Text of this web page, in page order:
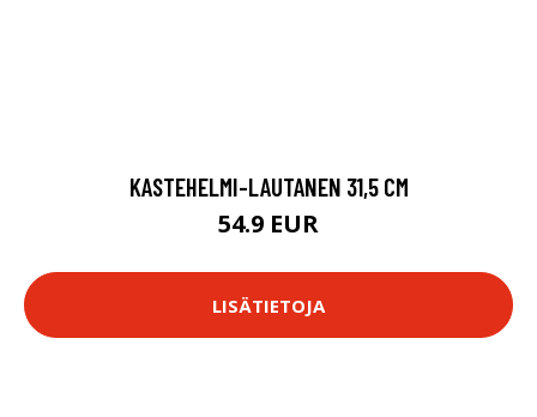
KASTEHELMI-LAUTANEN 31,5 CM
54.9 EUR
LISÄTIETOJA